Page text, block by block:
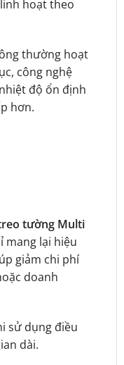
hoạt theo
thường hoạt
công nghệ
độ ổn định
hơn.
tường Multi
mang lại hiệu
giảm chi phí
doanh
sử dụng điều
dài.